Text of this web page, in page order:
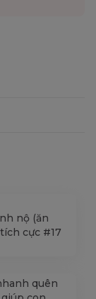
nộ (ăn
cực #17
quên